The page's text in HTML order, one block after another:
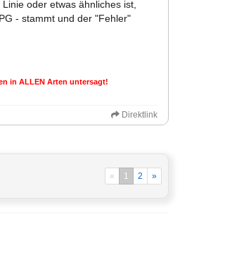
oder etwas ähnliches ist,
- stammt und der "Fehler"
in ALLEN Arten untersagt!
Direktlink
« 1 2 »